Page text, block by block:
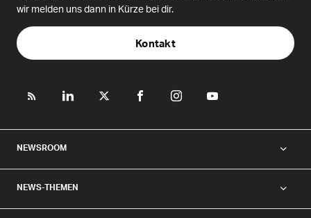
wir melden uns dann in Kürze bei dir.
Kontakt
NEWSROOM
NEWS-THEMEN